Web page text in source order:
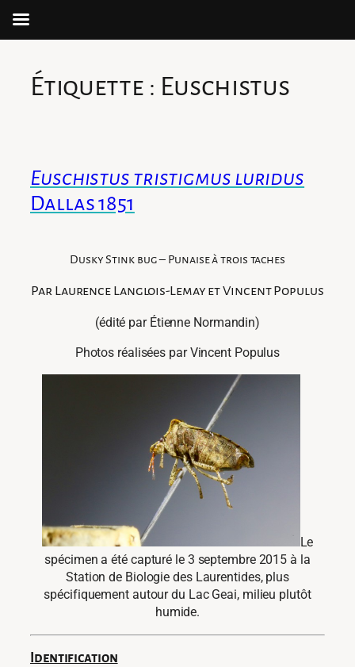
contenuÉtiquette : Euschistus
Euschistus tristigmus luridus
Dallas 1851
Dusky Stink bug – Punaise à trois taches
Par Laurence Langlois-Lemay et Vincent Populus
(édité par Étienne Normandin)
Photos réalisées par Vincent Populus
Le
spécimen a été capturé le 3 septembre 2015 à la
Station de Biologie des Laurentides, plus
spécifiquement autour du Lac Geai, milieu plutôt
humide.
Identification